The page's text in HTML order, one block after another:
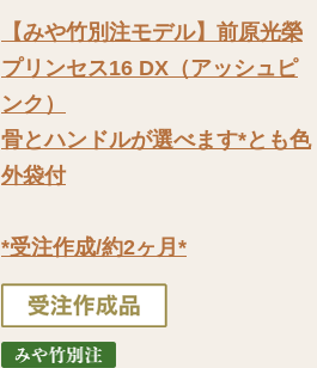
【みや竹別注モデル】前原光榮
プリンセス16 DX（アッシュピ
ンク）
骨とハンドルが選べます*とも色
外袋付
*受注作成/約2ヶ月*